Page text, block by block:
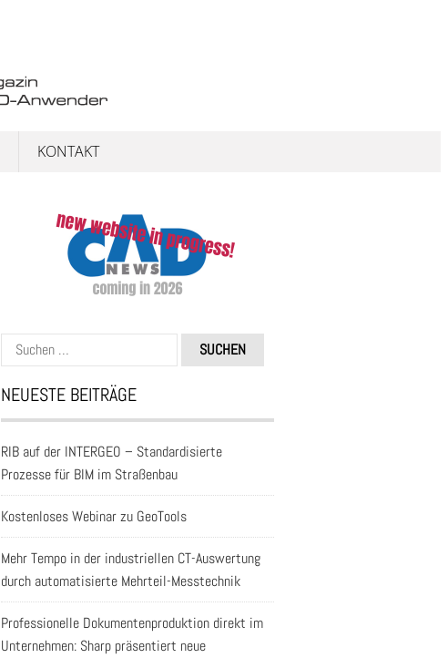
KONTAKT
Suchen
nach:
NEUESTE BEITRÄGE
RIB auf der INTERGEO – Standardisierte
Prozesse für BIM im Straßenbau
Kostenloses Webinar zu GeoTools
Mehr Tempo in der industriellen CT-Auswertung
durch automatisierte Mehrteil-Messtechnik
Professionelle Dokumentenproduktion direkt im
Unternehmen: Sharp präsentiert neue